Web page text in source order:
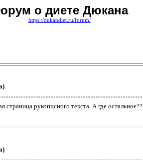
о диете Дюкана
https://dukandiet.ru/forum/
страница рукописного текста. А где остальное??